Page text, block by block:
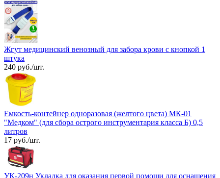
Жгут медицинский венозный для забора крови с кнопкой 1
штука
240 руб./шт.
Емкость-контейнер одноразовая (желтого цвета) МК-01
"Медком" (для сбора острого инструментария класса Б) 0,5
литров
17 руб./шт.
УК-209н Укладка для оказания первой помощи для оснащения